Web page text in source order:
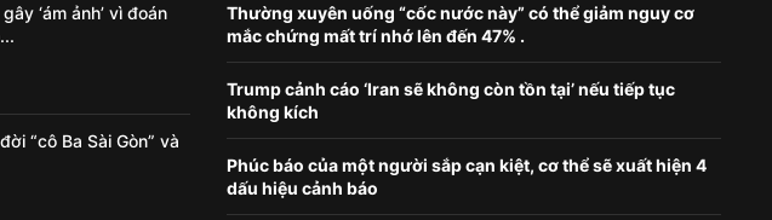
‘ám ảnh’ vì đoán
“cô Ba Sài Gòn” và
Thường xuyên uống “cốc nước này” có thể giảm nguy cơ
mắc chứng mất trí nhớ lên đến 47% .
Trump cảnh cáo ‘Iran sẽ không còn tồn tại’ nếu tiếp tục
không kích
Phúc báo của một người sắp cạn kiệt, cơ thể sẽ xuất hiện 4
dấu hiệu cảnh báo